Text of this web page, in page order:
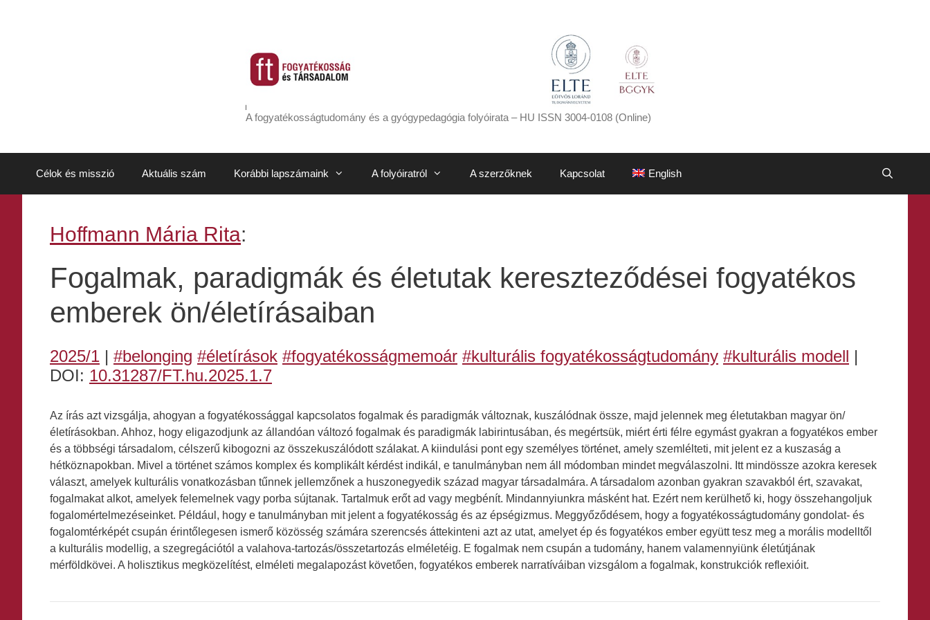
A fogyatékosságtudomány és a gyógypedagógia folyóirata – HU ISSN 3004-0108 (Online)
Célok és misszió Aktuális szám Korábbi lapszámaink A folyóiratról A szerzőknek Kapcsolat English
Hoffmann Mária Rita:
Fogalmak, paradigmák és életutak kereszteződései fogyatékos
emberek ön/életírásaiban
2025/1 | #belonging #életírások #fogyatékosságmemoár #kulturális fogyatékosságtudomány #kulturális modell |
DOI: 10.31287/FT.hu.2025.1.7
Az írás azt vizsgálja, ahogyan a fogyatékossággal kapcsolatos fogalmak és paradigmák változnak, kuszálódnak össze, majd jelennek meg életutakban magyar ön/
életírásokban. Ahhoz, hogy eligazodjunk az állandóan változó fogalmak és paradigmák labirintusában, és megértsük, miért érti félre egymást gyakran a fogyatékos ember
és a többségi társadalom, célszerű kibogozni az összekuszálódott szálakat. A kiindulási pont egy személyes történet, amely szemlélteti, mit jelent ez a kuszaság a
hétköznapokban. Mivel a történet számos komplex és komplikált kérdést indikál, e tanulmányban nem áll módomban mindet megválaszolni. Itt mindössze azokra keresek
választ, amelyek kulturális vonatkozásban tűnnek jellemzőnek a huszonegyedik század magyar társadalmára. A társadalom azonban gyakran szavakból ért, szavakat,
fogalmakat alkot, amelyek felemelnek vagy porba sújtanak. Tartalmuk erőt ad vagy megbénít. Mindannyiunkra másként hat. Ezért nem kerülhető ki, hogy összehangoljuk
fogalomértelmezéseinket. Például, hogy e tanulmányban mit jelent a fogyatékosság és az épségizmus. Meggyőződésem, hogy a fogyatékosságtudomány gondolat- és
fogalomtérképét csupán érintőlegesen ismerő közösség számára szerencsés áttekinteni azt az utat, amelyet ép és fogyatékos ember együtt tesz meg a morális modelltől
a kulturális modellig, a szegregációtól a valahova-tartozás/összetartozás elméletéig. E fogalmak nem csupán a tudomány, hanem valamennyiünk életútjának
mérföldkövei. A holisztikus megközelítést, elméleti megalapozást követően, fogyatékos emberek narratíváiban vizsgálom a fogalmak, konstrukciók reflexióit.